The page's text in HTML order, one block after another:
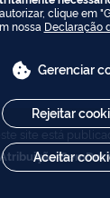
site está
clique em
nossa Declaração
Gerenciar
Rejeitar
Aceitar